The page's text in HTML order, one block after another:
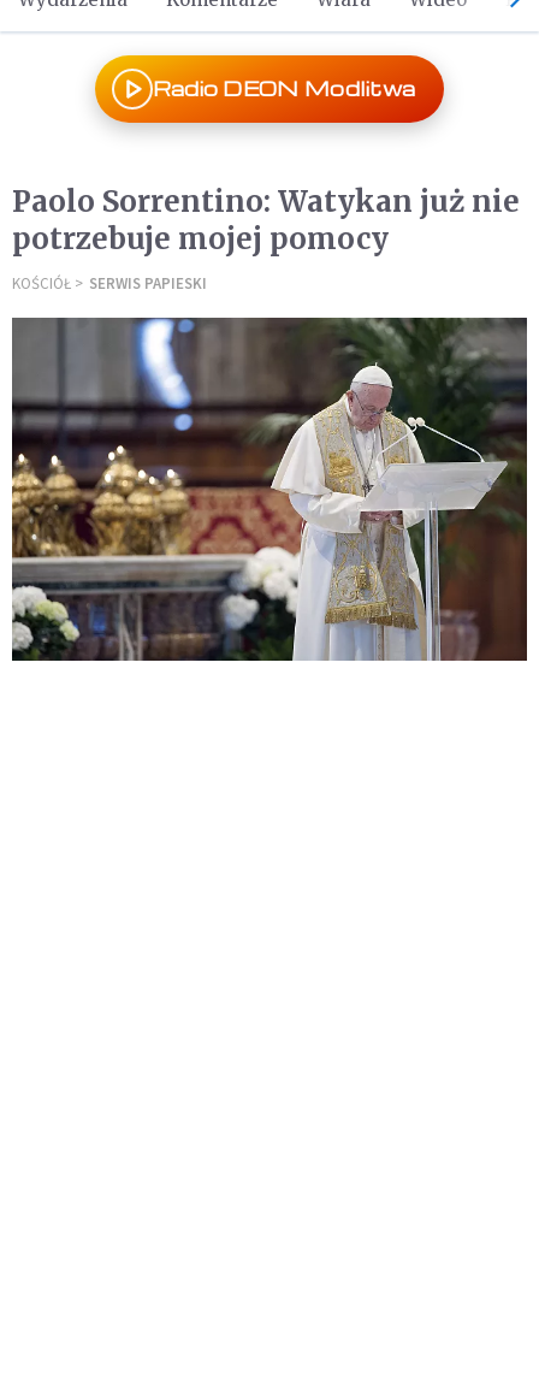
Radio DEON Modlitwa
Paolo Sorrentino: Watykan już nie
potrzebuje mojej pomocy
KOŚCIÓŁ SERWIS PAPIESKI